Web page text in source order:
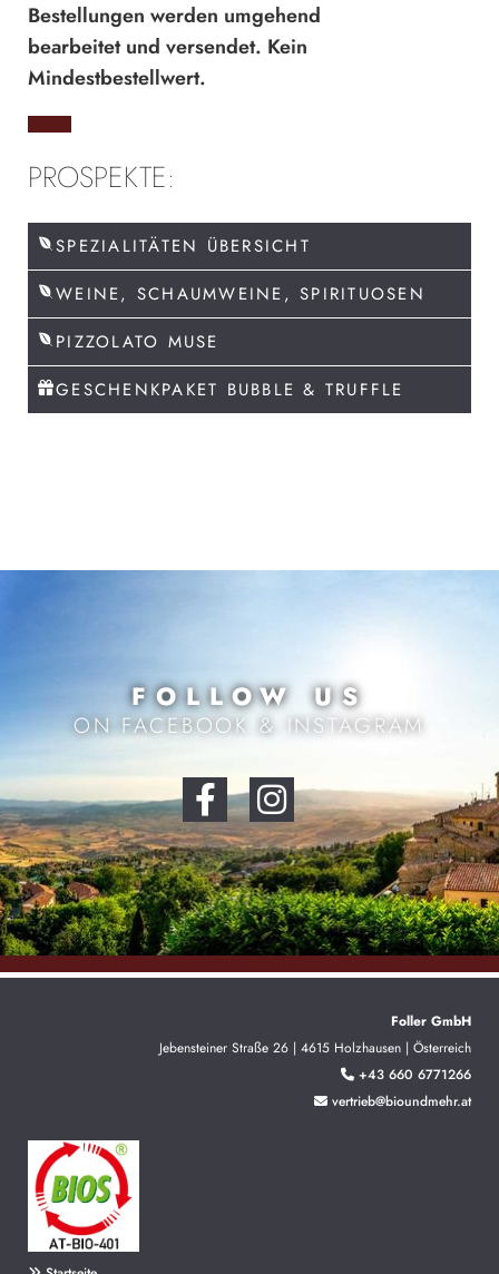
Bestellungen werden umgehend
bearbeitet und versendet. Kein
Mindestbestellwert.
PROSPEKTE:
SPEZIALITÄTEN ÜBERSICHT
WEINE, SCHAUMWEINE, SPIRITUOSEN
PIZZOLATO MUSE
GESCHENKPAKET BUBBLE & TRUFFLE
FOLLOW US
ON FACEBOOK & INSTAGRAM
Foller GmbH
Jebensteiner Straße 26 | 4615 Holzhausen | Österreich
 +43 660 6771266
 vertrieb@bioundmehr.at